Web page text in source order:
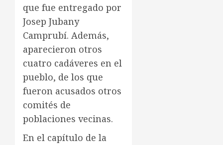
que fue entregado por
Josep Jubany
Camprubí. Además,
aparecieron otros
cuatro cadáveres en el
pueblo, de los que
fueron acusados otros
comités de
poblaciones vecinas.
En el capítulo de la